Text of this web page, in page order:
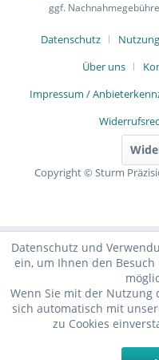
ggf.
Datenschutz
Über uns
Impressum /
Copyright © Sturm
Datenschutz und
ein, um Ihnen den
Wenn Sie mit der Nutzung
sich automatisch mit
zu Cookies